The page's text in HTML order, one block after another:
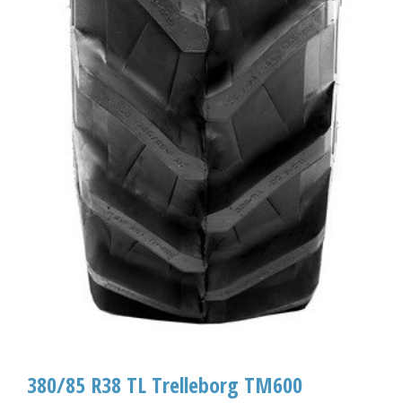
380/85 R38 TL Trelleborg TM600